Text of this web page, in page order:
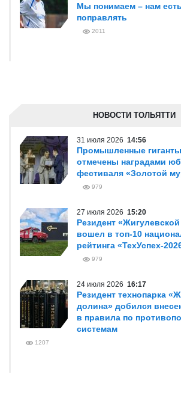
Мы понимаем – нам
поправлять
2011
НОВОСТИ ТОЛЬЯТТИ
31 июля 2026 14:56
Промышленные
отмечены наградами
фестиваля «Золотой
979
27 июля 2026 15:20
Резидент
вошел в топ-10
рейтинга «ТехУспех-
979
24 июля 2026 16:17
Резидент технопарка
долина» добился
в правила по
системам
1207